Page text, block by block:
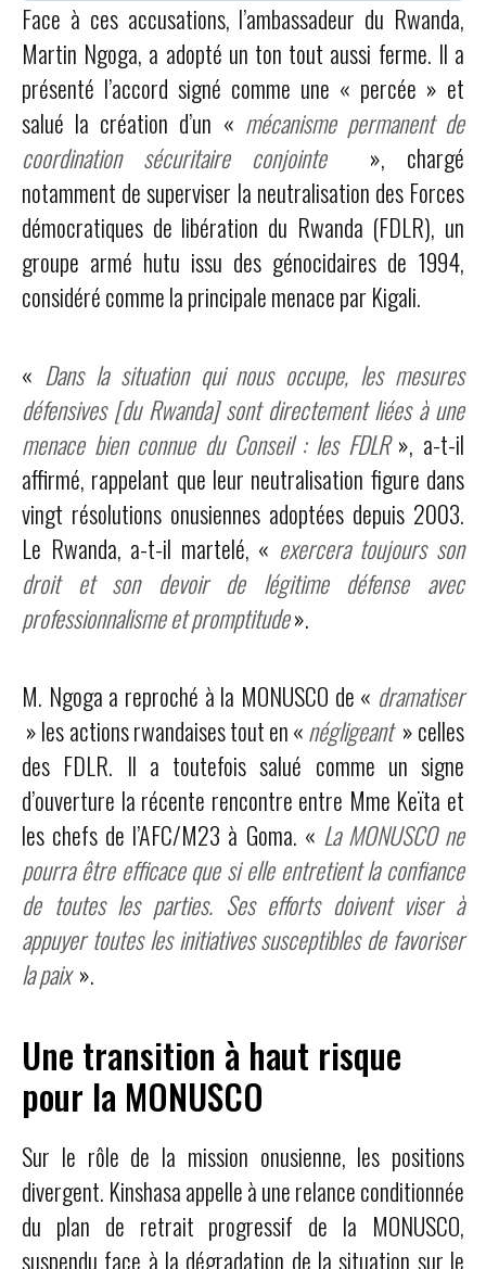
Face à ces accusations, l’ambassadeur du Rwanda,
Martin Ngoga, a adopté un ton tout aussi ferme. Il a
présenté l’accord signé comme une « percée » et
salué la création d’un « mécanisme permanent de
coordination sécuritaire conjointe
», chargé
notamment de superviser la neutralisation des Forces
démocratiques de libération du Rwanda (FDLR), un
groupe armé hutu issu des génocidaires de 1994,
considéré comme la principale menace par Kigali.
« Dans la situation qui nous occupe, les mesures
défensives [du Rwanda] sont directement liées à une
menace bien connue du Conseil : les FDLR», a-t-il
affirmé, rappelant que leur neutralisation figure dans
vingt résolutions onusiennes adoptées depuis 2003.
Le Rwanda, a-t-il martelé, « exercera toujours son
droit et son devoir de légitime défense avec
professionnalisme et promptitude».
M. Ngoga a reproché à la MONUSCO de « dramatiser
» les actions rwandaises tout en «négligeant » celles
des FDLR. Il a toutefois salué comme un signe
d’ouverture la récente rencontre entre Mme Keïta et
les chefs de l’AFC/M23 à Goma. « La MONUSCO ne
pourra être efficace que si elle entretient la confiance
de toutes les parties. Ses efforts doivent viser à
appuyer toutes les initiatives susceptibles de favoriser
la paix».
Une transition à haut risque
pour la MONUSCO
Sur le rôle de la mission onusienne, les positions
divergent. Kinshasa appelle à une relance conditionnée
du plan de retrait progressif de la MONUSCO,
suspendu face à la dégradation de la situation sur le